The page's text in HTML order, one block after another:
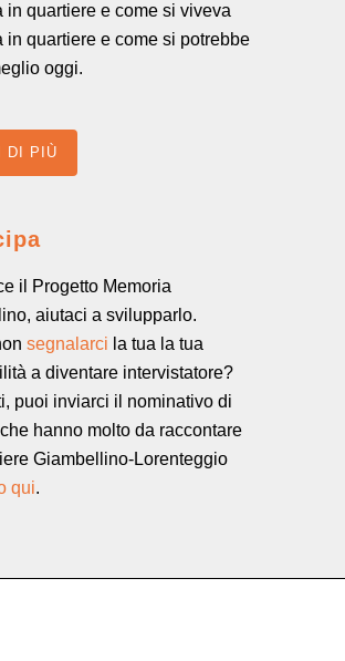
in quartiere e come si viveva
in quartiere e come si potrebbe
oggi.
DI PIÙ
il Progetto Memoria
aiutaci a svilupparlo.
segnalarci la tua la tua
a diventare intervistatore?
puoi inviarci il nominativo di
hanno molto da raccontare
Giambellino-Lorenteggio
qui.